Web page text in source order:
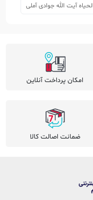
آیت الله جوادی آملی
امکان پرداخت آنلاین
ضمانت اصالت کالا